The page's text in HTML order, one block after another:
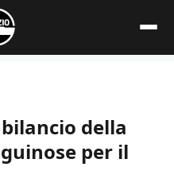
della
per il